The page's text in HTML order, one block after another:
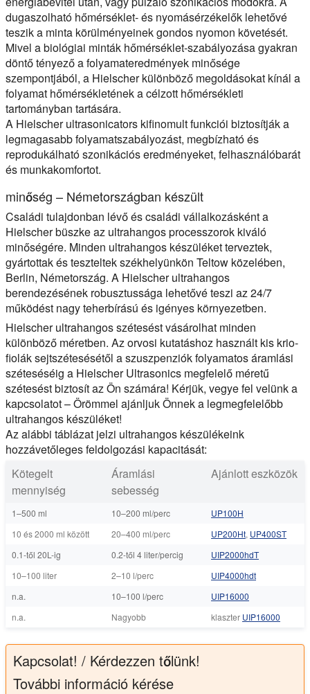
dugaszolható hőmérséklet- és nyomásérzékelők lehetővé
teszik a minta körülményeinek gondos nyomon követését.
Mivel a biológiai minták hőmérséklet-szabályozása gyakran
döntő tényező a folyamateredmények minősége
szempontjából, a Hielscher különböző megoldásokat kínál a
folyamat hőmérsékletének a célzott hőmérsékleti
tartományban tartására.
A Hielscher ultrasonicators kifinomult funkciói biztosítják a
legmagasabb folyamatszabályozást, megbízható és
reprodukálható szonikációs eredményeket, felhasználóbarát
és munkakomfortot.
minőség – Németországban készült
Családi tulajdonban lévő és családi vállalkozásként a
Hielscher büszke az ultrahangos processzorok kiváló
minőségére. Minden ultrahangos készüléket terveztek,
gyártottak és teszteltek székhelyünkön Teltow közelében,
Berlin, Németország. A Hielscher ultrahangos
berendezésének robusztussága lehetővé teszi az 24/7
működést nagy teherbírású és igényes környezetben.
Hielscher ultrahangos szétesést vásárolhat minden
különböző méretben. Az orvosi kutatáshoz használt kis krio-
fiolák sejtszétesésétől a szuszpenziók folyamatos áramlási
széteséséig a Hielscher Ultrasonics megfelelő méretű
szétesést biztosít az Ön számára! Kérjük, vegye fel velünk a
kapcsolatot – Örömmel ajánljuk Önnek a legmegfelelőbb
ultrahangos készüléket!
Az alábbi táblázat jelzi ultrahangos készülékeink
hozzávetőleges feldolgozási kapacitását:
Kötegelt
mennyiség
Áramlási
sebesség
Ajánlott eszközök
1–500 ml 10–200 ml/perc
UP100H
10 és 2000 ml között
20–400 ml/perc UP200Ht, UP400ST
0.1-től 20L-ig
0.2-től 4 liter/percig
UIP2000hdT
10–100 liter
2–10 l/perc
UIP4000hdt
n.a.
10–100 l/perc
UIP16000
n.a.
Nagyobb klaszter UIP16000
Kapcsolat! / Kérdezzen tőlünk!
További információ kérése